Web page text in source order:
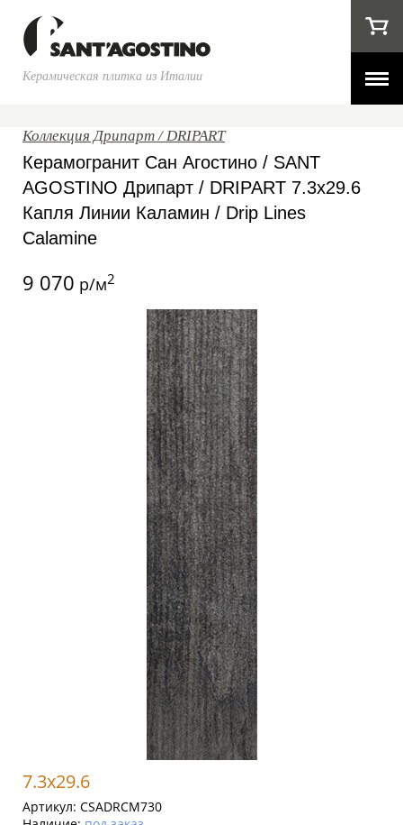
Керамическая плитка из Италии
Коллекция Дрипарт / DRIPART
Керамогранит Сан Агостино / SANT
AGOSTINO Дрипарт / DRIPART 7.3x29.6
Капля Линии Каламин / Drip Lines
Calamine
9 070 р/м2
7.3x29.6
Артикул: CSADRCM730